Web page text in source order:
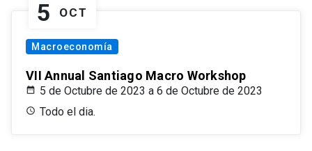
5 OCT
Macroeconomía
VII Annual Santiago Macro Workshop
5 de Octubre de 2023 a 6 de Octubre de 2023
Todo el dia.